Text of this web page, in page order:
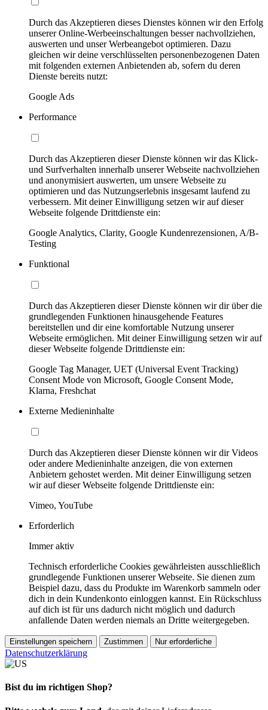
Durch das Akzeptieren dieses Dienstes können wir den Erfolg
unserer Online-Werbeeinschaltungen besser nachvollziehen,
auswerten und unser Werbeangebot optimieren. Dazu
gleichen wir deine verschlüsselten personenbezogenen Daten
mit folgenden externen Anbietenden ab, sofern du deren
Dienste bereits nutzt:
Google Ads
Performance
Durch das Akzeptieren dieser Dienste können wir das Klick-
und Surfverhalten innerhalb unserer Webseite nachvollziehen
und anonymisiert auswerten, um unsere Webseite zu
optimieren und das Nutzungserlebnis insgesamt laufend zu
verbessern. Mit deiner Einwilligung setzen wir auf dieser
Webseite folgende Drittdienste ein:
Google Analytics, Clarity, Google Kundenrezensionen, A/B-
Testing
Funktional
Durch das Akzeptieren dieser Dienste können wir dir über die
grundlegenden Funktionen hinausgehende Features
bereitstellen und dir eine komfortable Nutzung unserer
Webseite ermöglichen. Mit deiner Einwilligung setzen wir auf
dieser Webseite folgende Drittdienste ein:
Google Tag Manager, UET (Universal Event Tracking)
Consent Mode von Microsoft, Google Consent Mode,
Klarna, Freshchat
Externe Medieninhalte
Durch das Akzeptieren dieser Dienste können wir dir Videos
oder andere Medieninhalte anzeigen, die von externen
Anbietern gehostet werden. Mit deiner Einwilligung setzen
wir auf dieser Webseite folgende Drittdienste ein:
Vimeo, YouTube
Erforderlich
Immer aktiv
Technisch erforderliche Cookies gewährleisten ausschließlich
grundlegende Funktionen unserer Webseite. Sie dienen zum
Beispiel dazu, dass du Produkte im Warenkorb sammeln oder
dich in dein Kundenkonto einloggen kannst. Ein Rückschluss
auf dich ist für uns dadurch nicht möglich und dadurch
anfallende Daten werden niemals an Dritte weitergegeben.
Einstellungen speichern Zustimmen Nur erforderliche
Datenschutzerklärung
Bist du im richtigen Shop?